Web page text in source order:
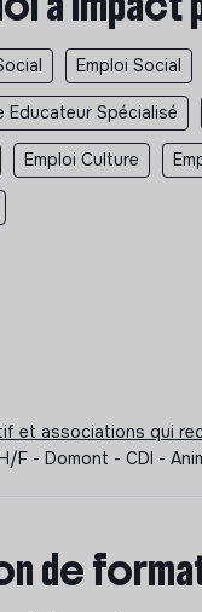
Emploi Social
Educateur Spécialisé
Emploi Culture
et associations qui
F - Domont - CDI -
de